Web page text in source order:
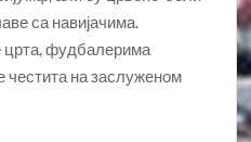
са навијачима.
црта, фудбалерима
честита на заслуженом